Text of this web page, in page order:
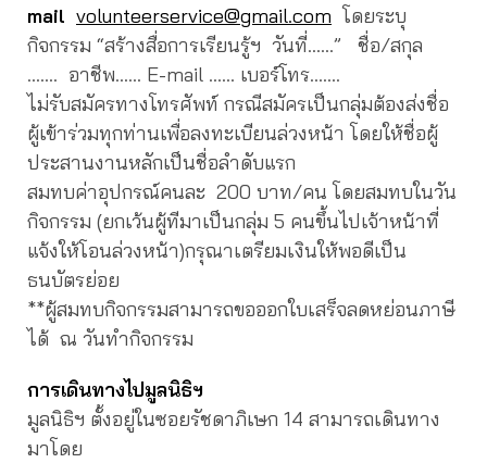
mail volunteerservice@gmail.com โดยระบุ
กิจกรรม “สร้างสื่อการเรียนรู้ฯ วันที่……” ชื่อ/สกุล
……. อาชีพ…… E-mail …… เบอร์โทร…….
ไม่รับสมัครทางโทรศัพท์ กรณีสมัครเป็นกลุ่มต้องส่งชื่อ
ผู้เข้าร่วมทุกท่านเพื่อลงทะเบียนล่วงหน้า โดยให้ชื่อผู้
ประสานงานหลักเป็นชื่อลำดับแรก
สมทบค่าอุปกรณ์คนละ 200 บาท/คน โดยสมทบในวัน
กิจกรรม (ยกเว้นผู้ทีมาเป็นกลุ่ม 5 คนขึ้นไปเจ้าหน้าที่
แจ้งให้โอนล่วงหน้า)กรุณาเตรียมเงินให้พอดีเป็น
ธนบัตรย่อย
**ผู้สมทบกิจกรรมสามารถขอออกใบเสร็จลดหย่อนภาษี
ได้ ณ วันทำกิจกรรม
การเดินทางไปมูลนิธิฯ
มูลนิธิฯ ตั้งอยู่ในซอยรัชดาภิเษก 14 สามารถเดินทาง
มาโดย